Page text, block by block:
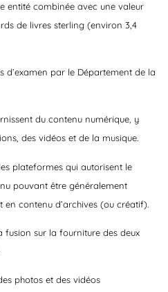
entité combinée avec une valeur
de livres sterling (environ 3,4
d’examen par le Département de la
du contenu numérique, y
des vidéos et de la musique.
plateformes qui autorisent le
pouvant être généralement
contenu d’archives (ou créatif).
fusion sur la fourniture des deux
photos et des vidéos